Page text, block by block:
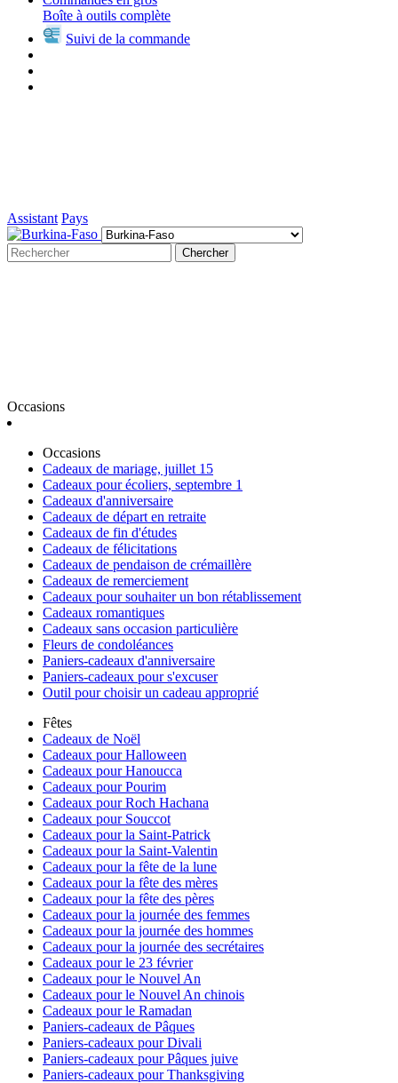
Boîte à outils complète
Suivi de la commande
Assistant Pays
Chercher
Occasions
Occasions
Cadeaux de mariage, juillet 15
Cadeaux pour écoliers, septembre 1
Cadeaux d'anniversaire
Cadeaux de départ en retraite
Cadeaux de fin d'études
Cadeaux de félicitations
Cadeaux de pendaison de crémaillère
Cadeaux de remerciement
Cadeaux pour souhaiter un bon rétablissement
Cadeaux romantiques
Cadeaux sans occasion particulière
Fleurs de condoléances
Paniers-cadeaux d'anniversaire
Paniers-cadeaux pour s'excuser
Outil pour choisir un cadeau approprié
Fêtes
Cadeaux de Noël
Cadeaux pour Halloween
Cadeaux pour Hanoucca
Cadeaux pour Pourim
Cadeaux pour Roch Hachana
Cadeaux pour Souccot
Cadeaux pour la Saint-Patrick
Cadeaux pour la Saint-Valentin
Cadeaux pour la fête de la lune
Cadeaux pour la fête des mères
Cadeaux pour la fête des pères
Cadeaux pour la journée des femmes
Cadeaux pour la journée des hommes
Cadeaux pour la journée des secrétaires
Cadeaux pour le 23 février
Cadeaux pour le Nouvel An
Cadeaux pour le Nouvel An chinois
Cadeaux pour le Ramadan
Paniers-cadeaux de Pâques
Paniers-cadeaux pour Divali
Paniers-cadeaux pour Pâques juive
Paniers-cadeaux pour Thanksgiving